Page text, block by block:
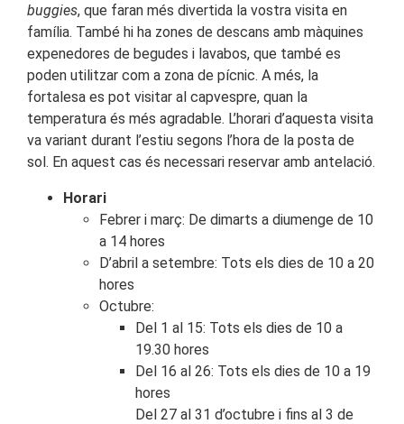
buggies, que faran més divertida la vostra visita en
família. També hi ha zones de descans amb màquines
expenedores de begudes i lavabos, que també es
poden utilitzar com a zona de pícnic. A més, la
fortalesa es pot visitar al capvespre, quan la
temperatura és més agradable. L’horari d’aquesta visita
va variant durant l’estiu segons l’hora de la posta de
sol. En aquest cas és necessari reservar amb antelació.
Horari
Febrer i març: De dimarts a diumenge de 10
a 14 hores
D’abril a setembre: Tots els dies de 10 a 20
hores
Octubre:
Del 1 al 15: Tots els dies de 10 a
19.30 hores
Del 16 al 26: Tots els dies de 10 a 19
hores
Del 27 al 31 d’octubre i fins al 3 de